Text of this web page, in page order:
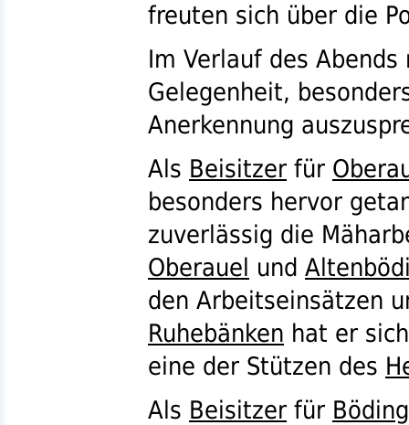
freuten sich über die
Im Verlauf des
Gelegenheit,
Anerkennung
Als Beisitzer für
besonders hervor
zuverlässig die
Oberauel und
den Arbeitseinsätzen
Ruhebänken hat er
eine der Stützen des
Als Beisitzer für